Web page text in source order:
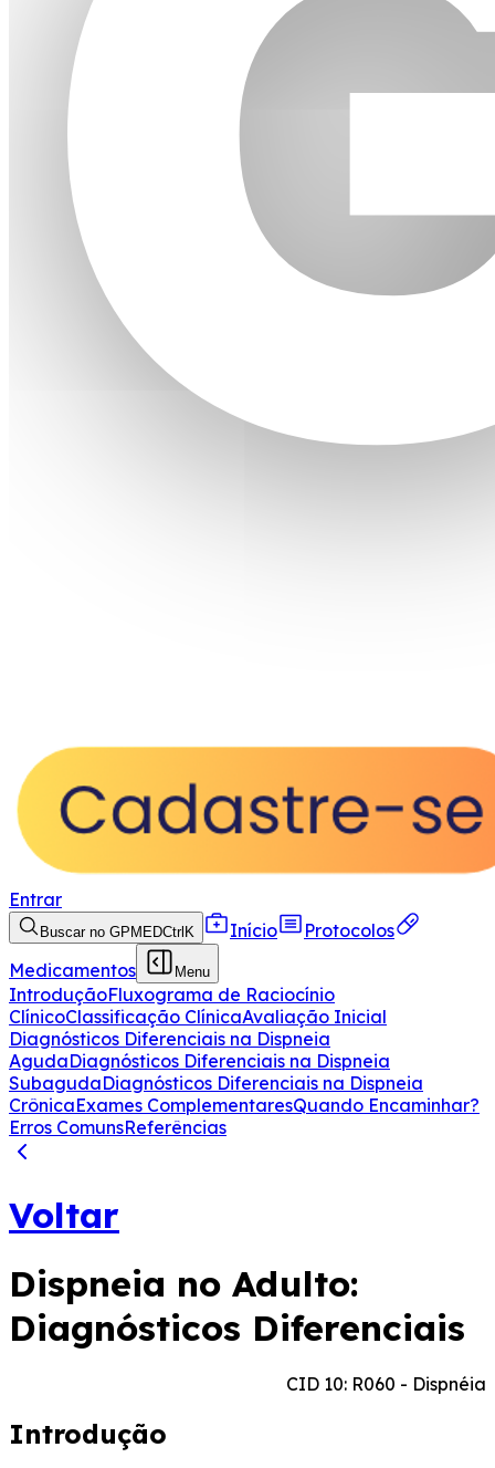
Entrar
Buscar no GPMEDCtrl K Início
Protocolos
Medicamentos
Menu
IntroduçãoFluxograma de Raciocínio
ClínicoClassificação ClínicaAvaliação Inicial
Diagnósticos Diferenciais na Dispneia
AgudaDiagnósticos Diferenciais na Dispneia
SubagudaDiagnósticos Diferenciais na Dispneia
CrônicaExames ComplementaresQuando Encaminhar?
Erros ComunsReferências
Voltar
Dispneia no Adulto:
Diagnósticos Diferenciais
CID 10: R060 - Dispnéia
Introdução